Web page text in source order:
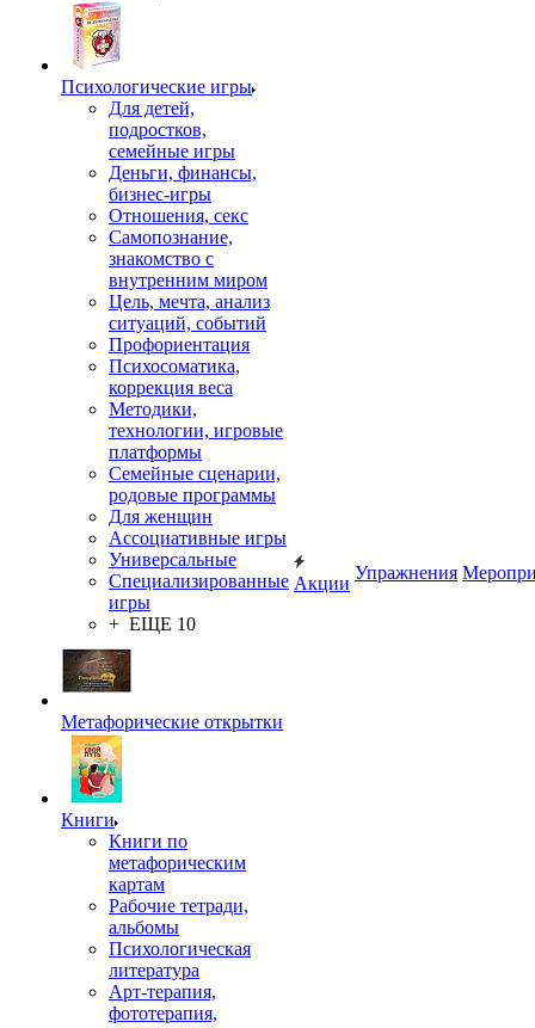
Психологические игры
Для детей,
подростков,
семейные игры
Деньги, финансы,
бизнес-игры
Отношения, секс
Самопознание,
знакомство с
внутренним миром
Цель, мечта, анализ
ситуаций, событий
Профориентация
Психосоматика,
коррекция веса
Методики,
технологии, игровые
платформы
Семейные сценарии,
родовые программы
Для женщин
Ассоциативные игры
Универсальные
Специализированные
игры
+ ЕЩЕ 10
Метафорические открытки
Книги
Книги по
метафорическим
картам
Рабочие тетради,
альбомы
Психологическая
литература
Арт-терапия,
фототерапия,
Акции
Упражнения